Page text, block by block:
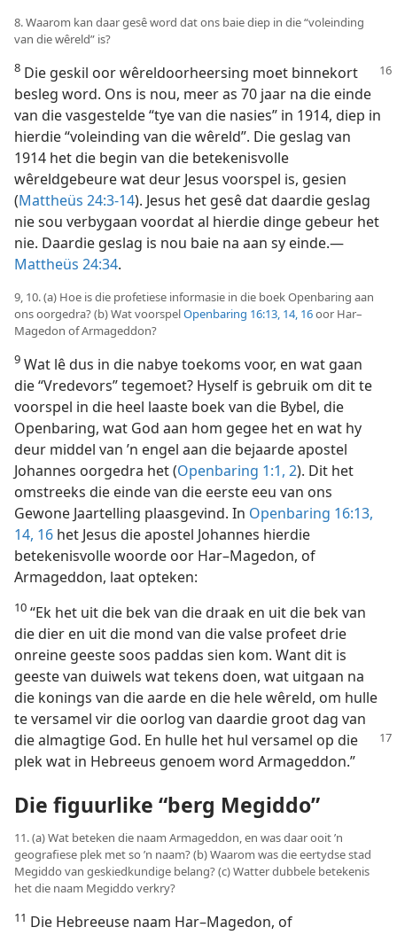
8. Waarom kan daar gesê word dat ons baie diep in die “voleinding
van die wêreld” is?
8 Die geskil oor wêreldoorheersing moet binnekort
besleg word. Ons is nou, meer as 70 jaar na die einde
van die vasgestelde “tye van die nasies” in 1914, diep in
hierdie “voleinding van die wêreld”. Die geslag van
1914 het die begin van die betekenisvolle
wêreldgebeure wat deur Jesus voorspel is, gesien
(Mattheüs 24:3-14). Jesus het gesê dat daardie geslag
nie sou verbygaan voordat al hierdie dinge gebeur het
nie. Daardie geslag is nou baie na aan sy einde.—
Mattheüs 24:34.
9, 10. (a) Hoe is die profetiese informasie in die boek Openbaring aan
ons oorgedra? (b) Wat voorspelOpenbaring 16:13, 14, 16oor Har–
Magedon of Armageddon?
9 Wat lê dus in die nabye toekoms voor, en wat gaan
die “Vredevors” tegemoet? Hyself is gebruik om dit te
voorspel in die heel laaste boek van die Bybel, die
Openbaring, wat God aan hom gegee het en wat hy
deur middel van ’n engel aan die bejaarde apostel
Johannes oorgedra het (Openbaring 1:1, 2). Dit het
omstreeks die einde van die eerste eeu van ons
Gewone Jaartelling plaasgevind. In Openbaring 16:13,
14, 16 het Jesus die apostel Johannes hierdie
betekenisvolle woorde oor Har–Magedon, of
Armageddon, laat opteken:
10 “Ek het uit die bek van die draak en uit die bek van
die dier en uit die mond van die valse profeet drie
onreine geeste soos paddas sien kom. Want dit is
geeste van duiwels wat tekens doen, wat uitgaan na
die konings van die aarde en die hele wêreld, om hulle
te versamel vir die oorlog van daardie groot dag van
die almagtige God. En hulle het hul versamel op die
plek wat in Hebreeus genoem word Armageddon.”
Die figuurlike “berg Megiddo”
11. (a) Wat beteken die naam Armageddon, en was daar ooit ’n
geografiese plek met so ’n naam? (b) Waarom was die eertydse stad
Megiddo van geskiedkundige belang? (c) Watter dubbele betekenis
het die naam Megiddo verkry?
11 Die Hebreeuse naam Har–Magedon, of